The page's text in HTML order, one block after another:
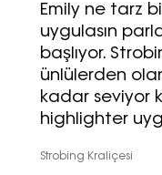
Emily ne tarz
uygulasın
başlıyor.
ünlülerden
kadar seviyor
highlighter
Strobing Kraliçesi